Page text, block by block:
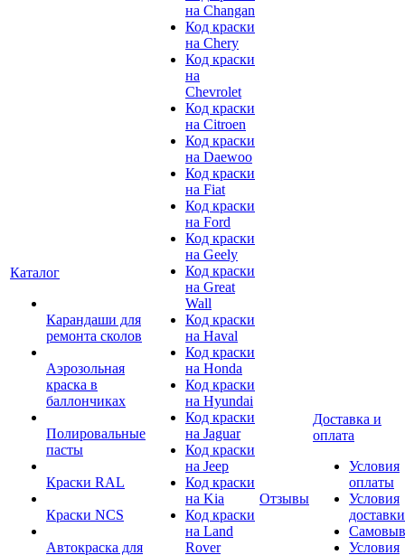
Каталог
Карандаши для
ремонта сколов
Аэрозольная
краска в
баллончиках
Полировальные
пасты
Краски RAL
Краски NCS
Автокраска для
на Changan
Код краски
на Chery
Код краски
на
Chevrolet
Код краски
на Citroen
Код краски
на Daewoo
Код краски
на Fiat
Код краски
на Ford
Код краски
на Geely
Код краски
на Great
Wall
Код краски
на Haval
Код краски
на Honda
Код краски
на Hyundai
Код краски
на Jaguar
Код краски
на Jeep
Код краски
на Kia
Код краски
на Land
Rover
Отзывы
Доставка и
оплата
Условия
оплаты
Условия
доставки
Условия